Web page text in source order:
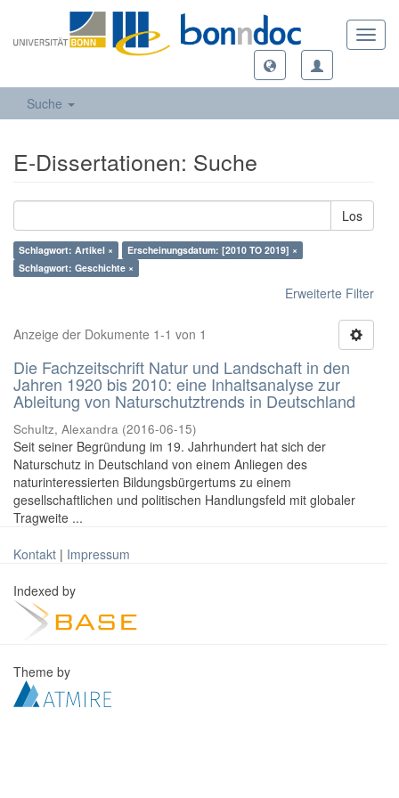
Suche
E-Dissertationen: Suche
Los
Schlagwort: Artikel ×
Erscheinungsdatum: [2010 TO 2019] ×
Schlagwort: Geschichte ×
Erweiterte Filter
Anzeige der Dokumente 1-1 von 1
Die Fachzeitschrift Natur und Landschaft in den
Jahren 1920 bis 2010: eine Inhaltsanalyse zur
Ableitung von Naturschutztrends in Deutschland
Schultz, Alexandra (2016-06-15)
Seit seiner Begründung im 19. Jahrhundert hat sich der
Naturschutz in Deutschland von einem Anliegen des
naturinteressierten Bildungsbürgertums zu einem
gesellschaftlichen und politischen Handlungsfeld mit globaler
Tragweite ...
Kontakt | Impressum
Indexed by
Theme by